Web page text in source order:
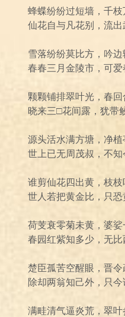
蜂蝶纷纷过短墙，千枝
仙花自与凡花别，流出
雪落纷纷莫比方，吟边
春春三月金陵市，可爱
颗颗铺排翠叶光，春回
晓来三□花间露，犹带鲛
源头活水满方塘，净植
世上已无周茂叔，不知
谁剪仙花四出黄，枝枝
世人若把黄金比，只恐
荷芰衰零菊未黄，婆娑
春园红紫知多少，无比
楚臣孤苦空醒眼，晋令
除却两翁知己外，只今
满畦清气逼炎荒，翠叶